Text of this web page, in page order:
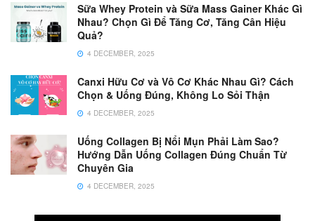
Sữa Whey Protein và Sữa Mass Gainer Khác Gì
Nhau? Chọn Gì Để Tăng Cơ, Tăng Cân Hiệu
Quả?
4 DECEMBER, 2025
Canxi Hữu Cơ và Vô Cơ Khác Nhau Gì? Cách
Chọn & Uống Đúng, Không Lo Sỏi Thận
4 DECEMBER, 2025
Uống Collagen Bị Nổi Mụn Phải Làm Sao?
Hướng Dẫn Uống Collagen Đúng Chuẩn Từ
Chuyên Gia
4 DECEMBER, 2025